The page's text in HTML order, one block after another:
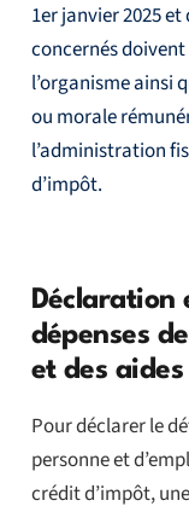
1er janvier 2025
concernés
l’organisme ainsi
ou morale
l’administration
d’impôt.
Déclaration
dépenses
et des aides
Pour déclarer le
personne et
crédit d’impôt,